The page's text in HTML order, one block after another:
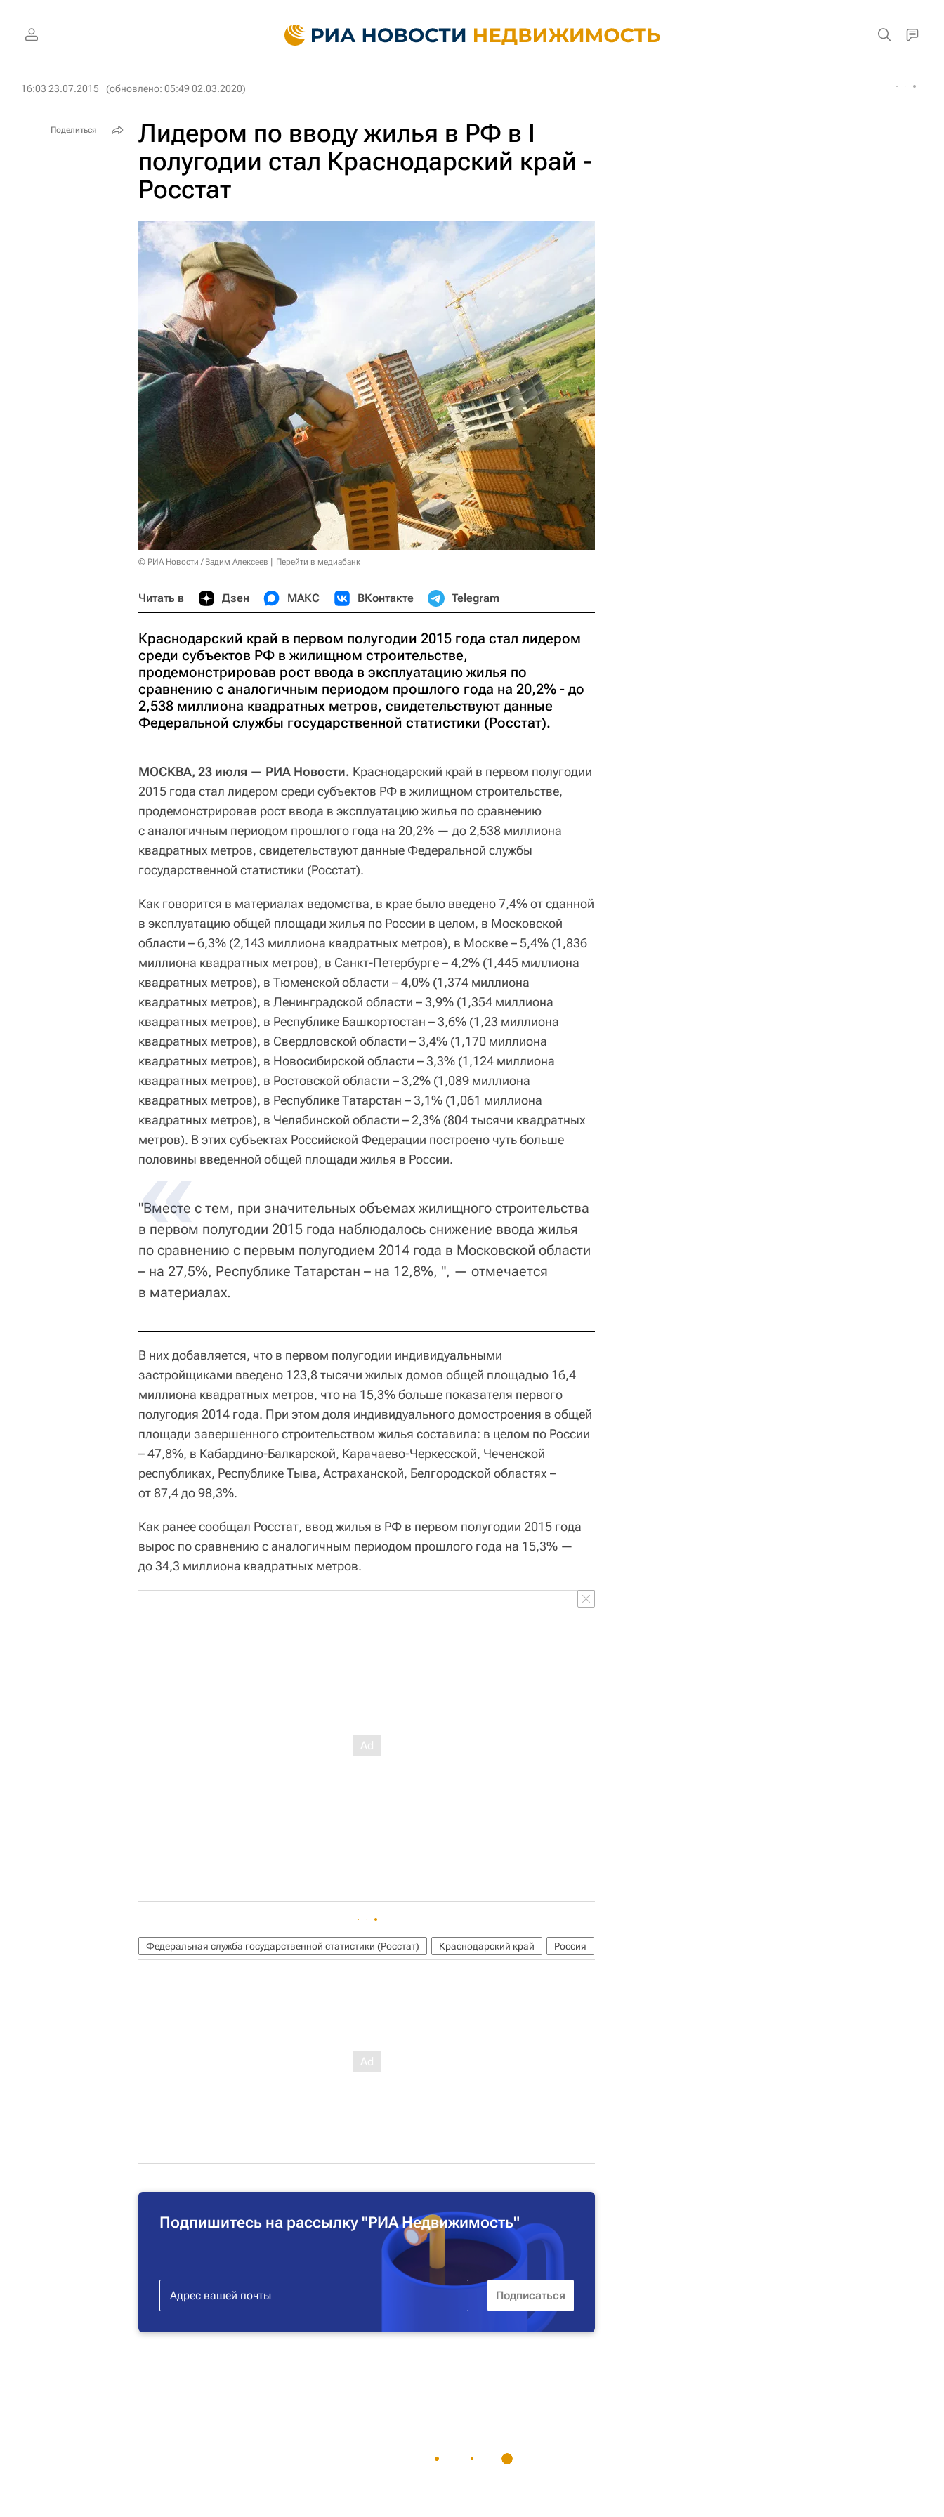
16:03 23.07.2015 (обновлено: 05:49 02.03.2020)
Лидером по вводу жилья в РФ в I
полугодии стал Краснодарский край -
Росстат
© РИА Новости / Вадим Алексеев Перейти в медиабанк
Читать в Дзен МАКС ВКонтакте Telegram
Краснодарский край в первом полугодии 2015 года стал лидером
среди субъектов РФ в жилищном строительстве,
продемонстрировав рост ввода в эксплуатацию жилья по
сравнению с аналогичным периодом прошлого года на 20,2% - до
2,538 миллиона квадратных метров, свидетельствуют данные
Федеральной службы государственной статистики (Росстат).
МОСКВА, 23 июля — РИА Новости. Краснодарский край в первом полугодии
2015 года стал лидером среди субъектов РФ в жилищном строительстве,
продемонстрировав рост ввода в эксплуатацию жилья по сравнению
с аналогичным периодом прошлого года на 20,2% — до 2,538 миллиона
квадратных метров, свидетельствуют данные Федеральной службы
государственной статистики (Росстат).
Как говорится в материалах ведомства, в крае было введено 7,4% от сданной
в эксплуатацию общей площади жилья по России в целом, в Московской
области – 6,3% (2,143 миллиона квадратных метров), в Москве – 5,4% (1,836
миллиона квадратных метров), в Санкт-Петербурге – 4,2% (1,445 миллиона
квадратных метров), в Тюменской области – 4,0% (1,374 миллиона
квадратных метров), в Ленинградской области – 3,9% (1,354 миллиона
квадратных метров), в Республике Башкортостан – 3,6% (1,23 миллиона
квадратных метров), в Свердловской области – 3,4% (1,170 миллиона
квадратных метров), в Новосибирской области – 3,3% (1,124 миллиона
квадратных метров), в Ростовской области – 3,2% (1,089 миллиона
квадратных метров), в Республике Татарстан – 3,1% (1,061 миллиона
квадратных метров), в Челябинской области – 2,3% (804 тысячи квадратных
метров). В этих субъектах Российской Федерации построено чуть больше
половины введенной общей площади жилья в России.
"Вместе с тем, при значительных объемах жилищного строительства
в первом полугодии 2015 года наблюдалось снижение ввода жилья
по сравнению с первым полугодием 2014 года в Московской области
– на 27,5%, Республике Татарстан – на 12,8%, ", — отмечается
в материалах.
В них добавляется, что в первом полугодии индивидуальными
застройщиками введено 123,8 тысячи жилых домов общей площадью 16,4
миллиона квадратных метров, что на 15,3% больше показателя первого
полугодия 2014 года. При этом доля индивидуального домостроения в общей
площади завершенного строительством жилья составила: в целом по России
– 47,8%, в Кабардино-Балкарской, Карачаево-Черкесской, Чеченской
республиках, Республике Тыва, Астраханской, Белгородской областях –
от 87,4 до 98,3%.
Как ранее сообщал Росстат, ввод жилья в РФ в первом полугодии 2015 года
вырос по сравнению с аналогичным периодом прошлого года на 15,3% —
до 34,3 миллиона квадратных метров.
Федеральная служба государственной статистики (Росстат) Краснодарский край Россия
Подпишитесь на рассылку "РИА Недвижимость"
Поделиться